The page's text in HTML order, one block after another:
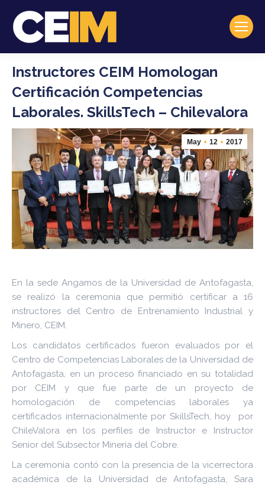
Instructores CEIM Homologan
Certificación Competencias
Laborales. SkillsTech – Chilevalora
May 12 2017
En la sede Angamos de la Universidad de Antofagasta,
se realizó la ceremonia que permitió certificar a 16
instructores del Centro de Entrenamiento Industrial y
Minero, CEIM.
Los candidatos certificados fueron evaluados por el
Centro de Competencias Laborales de la Universidad de
Antofagasta, en un proceso financiado en su totalidad
por CEIM y que fue parte de un proyecto de
homologación de competencias laborales ya
certificados internacionalmente por SkillsTech, hoy por
ChileValora en los perfiles de Instructor e Instructor
Senior del Subsector Minería del Cobre.
La ceremonia contó con la presencia de la vicerrectora
académica de la Universidad de Antofagasta, Sara